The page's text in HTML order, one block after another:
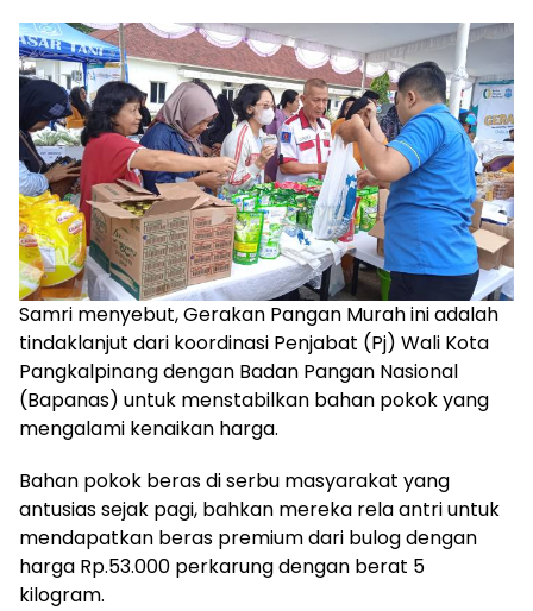
Samri menyebut, Gerakan Pangan Murah ini adalah
tindaklanjut dari koordinasi Penjabat (Pj) Wali Kota
Pangkalpinang dengan Badan Pangan Nasional
(Bapanas) untuk menstabilkan bahan pokok yang
mengalami kenaikan harga.
Bahan pokok beras di serbu masyarakat yang
antusias sejak pagi, bahkan mereka rela antri untuk
mendapatkan beras premium dari bulog dengan
harga Rp.53.000 perkarung dengan berat 5
kilogram.